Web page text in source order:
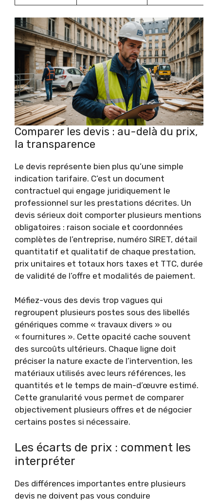
Comparer les devis : au-delà du prix,
la transparence
Le devis représente bien plus qu’une simple
indication tarifaire. C’est un document
contractuel qui engage juridiquement le
professionnel sur les prestations décrites. Un
devis sérieux doit comporter plusieurs mentions
obligatoires : raison sociale et coordonnées
complètes de l’entreprise, numéro SIRET, détail
quantitatif et qualitatif de chaque prestation,
prix unitaires et totaux hors taxes et TTC, durée
de validité de l’offre et modalités de paiement.
Méfiez-vous des devis trop vagues qui
regroupent plusieurs postes sous des libellés
génériques comme « travaux divers » ou
« fournitures ». Cette opacité cache souvent
des surcoûts ultérieurs. Chaque ligne doit
préciser la nature exacte de l’intervention, les
matériaux utilisés avec leurs références, les
quantités et le temps de main-d’œuvre estimé.
Cette granularité vous permet de comparer
objectivement plusieurs offres et de négocier
certains postes si nécessaire.
Les écarts de prix : comment les
interpréter
Des différences importantes entre plusieurs
devis ne doivent pas vous conduire